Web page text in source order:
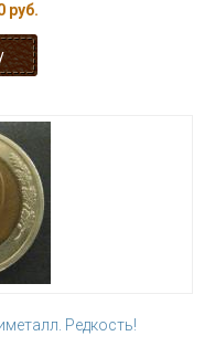
руб.
Редкость!